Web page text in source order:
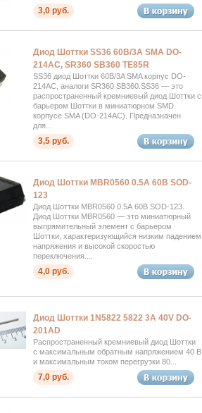
3,0 руб.
Диод Шоттки SS36 60В/3A SMA DO-
214AC, SR360 SB360 TE85R
SS36 диод Шоттки 60В/3A SMA корпус DO-
214AC, аналоги SR360 SB360.SS36 — это
распространенный кремниевый диод Шоттки с
барьером Шоттки в миниатюрном SMD
корпусе SMA (DO-214AC). Предназначен
для...
3,5 руб.
Диод Шоттки MBR0560 0.5А 60В SOD-
123
Диод Шоттки MBR0560 0.5А 60В SOD-123.
Диод Шоттки MBR0560 — это миниатюрный
выпрямительный элемент с барьером
Шоттки, характеризующийся низким падением
напряжения и высокой скоростью
переключения....
4,0 руб.
Диод Шоттки 1N5822 5822 3A 40V DO-
201AD
Распространенный кремниевый диод Шоттки
с максимальным обратным напряжением 40 В
и максимальным током перегрузки 80...
7,0 руб.